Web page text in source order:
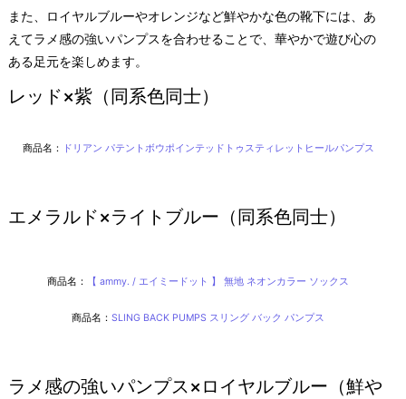
また、ロイヤルブルーやオレンジなど鮮やかな色の靴下には、あ
えてラメ感の強いパンプスを合わせることで、華やかで遊び心の
ある足元を楽しめます。
レッド×紫（同系色同士）
商品名： ドリアン パテントボウポインテッドトゥスティレットヒールパンプス
エメラルド×ライトブルー（同系色同士）
商品名： 【 ammy. / エイミードット 】 無地 ネオンカラー ソックス
商品名： SLING BACK PUMPS スリング バック パンプス
ラメ感の強いパンプス×ロイヤルブルー（鮮や